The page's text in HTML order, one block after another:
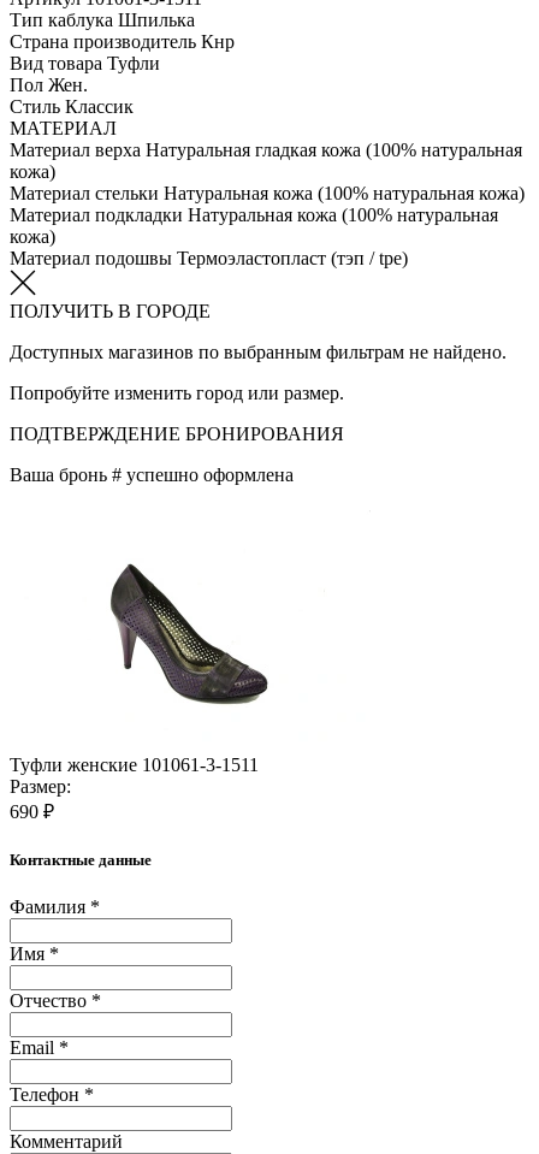
Тип каблука Шпилька
Страна производитель Кнр
Вид товара Туфли
Пол Жен.
Стиль Классик
МАТЕРИАЛ
Материал верха Натуральная гладкая кожа (100% натуральная
кожа)
Материал стельки Натуральная кожа (100% натуральная кожа)
Материал подкладки Натуральная кожа (100% натуральная
кожа)
Материал подошвы Термоэластопласт (тэп / tpe)
ПОЛУЧИТЬ В ГОРОДЕ
Доступных магазинов по выбранным фильтрам не найдено.
Попробуйте изменить город или размер.
ПОДТВЕРЖДЕНИЕ БРОНИРОВАНИЯ
Ваша бронь # успешно оформлена
Туфли женские 101061-3-1511
Размер:
690 ₽
Контактные данные
Фамилия *
Имя *
Отчество *
Email *
Телефон *
Комментарий